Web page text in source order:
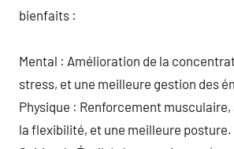
bienfaits :
Mental : Amélioration de la
stress, et une meilleure gestion des
Physique : Renforcement
la flexibilité, et une meilleure posture.